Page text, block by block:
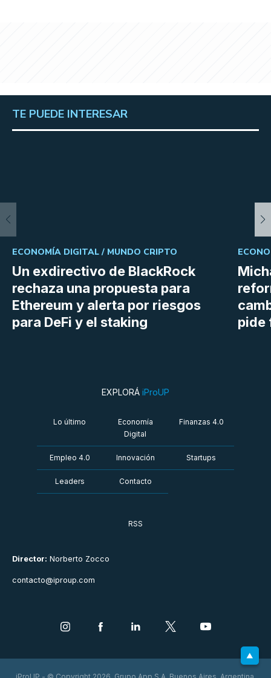
TE PUEDE INTERESAR
Un exdirectivo de BlackRock
rechaza una propuesta para
Ethereum y alerta por riesgos
para DeFi y el staking
ECONOMÍA DIGITAL / MUNDO CRIPTO
pide
Director: Norberto Zocco
contacto@iproup.com
EXPLORÁ iProUP
Lo último
Economía
Digital
Finanzas 4.0
Empleo 4.0 Innovación Startups
Leaders Contacto
RSS